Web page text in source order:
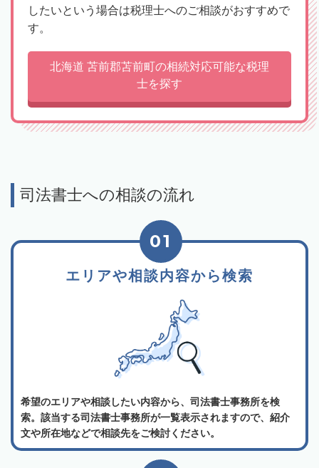
したいという場合は税理士へのご相談がおすすめで
す。
北海道 苫前郡苫前町の相続対応可能な税理
士を探す
司法書士への相談の流れ
エリアや相談内容から検索
01
希望のエリアや相談したい内容から、司法書士事務所を検
索。該当する司法書士事務所が一覧表示されますので、紹介
文や所在地などで相談先をご検討ください。